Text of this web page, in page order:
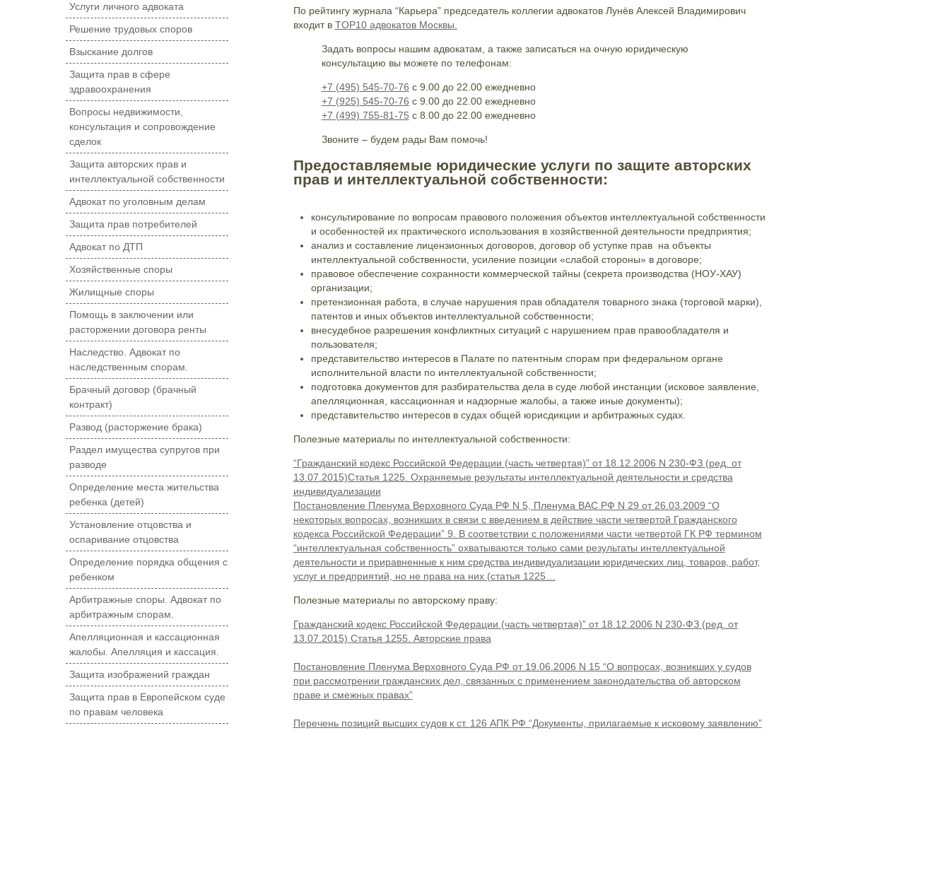
Услуги личного адвоката
Решение трудовых споров
Взыскание долгов
Защита прав в сфере
здравоохранения
Вопросы недвижимости,
консультация и сопровождение
сделок
Защита авторских прав и
интеллектуальной собственности
Адвокат по уголовным делам
Защита прав потребителей
Адвокат по ДТП
Хозяйственные споры
Жилищные споры
Помощь в заключении или
расторжении договора ренты
Наследство. Адвокат по
наследственным спорам.
Брачный договор (брачный
контракт)
Развод (расторжение брака)
Раздел имущества супругов при
разводе
Определение места жительства
ребенка (детей)
Установление отцовства и
оспаривание отцовства
Определение порядка общения с
ребенком
Арбитражные споры. Адвокат по
арбитражным спорам.
Апелляционная и кассационная
жалобы. Апелляция и кассация.
Защита изображений граждан
Защита прав в Европейском суде
по правам человека
По рейтингу журнала “Карьера” председатель коллегии адвокатов Лунёв Алексей Владимирович
входит в TOP10 адвокатов Москвы.
Задать вопросы нашим адвокатам, а также записаться на очную юридическую
консультацию вы можете по телефонам:
+7 (495) 545-70-76 с 9.00 до 22.00 ежедневно
+7 (925) 545-70-76 с 9.00 до 22.00 ежедневно
+7 (499) 755-81-75 с 8.00 до 22.00 ежедневно
Звоните – будем рады Вам помочь!
Предоставляемые юридические услуги по защите авторских
прав и интеллектуальной собственности:
консультирование по вопросам правового положения объектов интеллектуальной собственности
и особенностей их практического использования в хозяйственной деятельности предприятия;
анализ и составление лицензионных договоров, договор об уступке прав на объекты
интеллектуальной собственности, усиление позиции «слабой стороны» в договоре;
правовое обеспечение сохранности коммерческой тайны (секрета производства (НОУ-ХАУ)
организации;
претензионная работа, в случае нарушения прав обладателя товарного знака (торговой марки),
патентов и иных объектов интеллектуальной собственности;
внесудебное разрешения конфликтных ситуаций с нарушением прав правообладателя и
пользователя;
представительство интересов в Палате по патентным спорам при федеральном органе
исполнительной власти по интеллектуальной собственности;
подготовка документов для разбирательства дела в суде любой инстанции (исковое заявление,
апелляционная, кассационная и надзорные жалобы, а также иные документы);
представительство интересов в судах общей юрисдикции и арбитражных судах.
Полезные материалы по интеллектуальной собственности:
“Гражданский кодекс Российской Федерации (часть четвертая)” от 18.12.2006 N 230-ФЗ (ред. от
13.07.2015)Статья 1225. Охраняемые результаты интеллектуальной деятельности и средства
индивидуализации
Постановление Пленума Верховного Суда РФ N 5, Пленума ВАС РФ N 29 от 26.03.2009 “О
некоторых вопросах, возникших в связи с введением в действие части четвертой Гражданского
кодекса Российской Федерации” 9. В соответствии с положениями части четвертой ГК РФ термином
“интеллектуальная собственность” охватываются только сами результаты интеллектуальной
деятельности и приравненные к ним средства индивидуализации юридических лиц, товаров, работ,
услуг и предприятий, но не права на них (статья 1225…
Полезные материалы по авторскому праву:
Гражданский кодекс Российской Федерации (часть четвертая)” от 18.12.2006 N 230-ФЗ (ред. от
13.07.2015) Статья 1255. Авторские права
Постановление Пленума Верховного Суда РФ от 19.06.2006 N 15 “О вопросах, возникших у судов
при рассмотрении гражданских дел, связанных с применением законодательства об авторском
праве и смежных правах”
Перечень позиций высших судов к ст. 126 АПК РФ “Документы, прилагаемые к исковому заявлению”